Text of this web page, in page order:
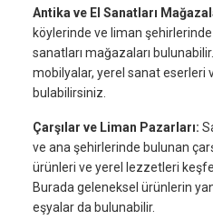
Antika ve El Sanatları
köylerinde ve liman şehirlerinde
sanatları mağazaları
mobilyalar, yerel sanat eserleri
bulabilirsiniz.
Çarşılar ve Liman Pazarları:
ve ana şehirlerinde bulunan
ürünleri ve yerel lezzetleri
Burada geleneksel ürünlerin
eşyalar da bulunabilir.